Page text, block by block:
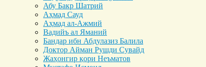
Абу Бакр Шатрий
Аҳмад Сауд
Аҳмад ал-Ажмий
Вадийъ ал Яманий
Бандар ибн Абдулазиз Балила
Доктор Айман Рушди Сувайд
Жаҳонгир қори Неъматов